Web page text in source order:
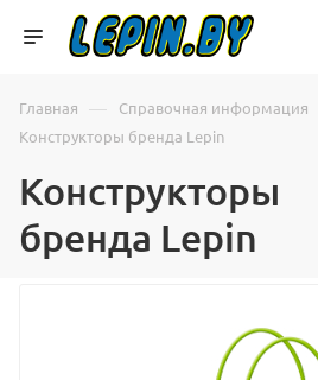
Главная — Справочная информация
Конструкторы бренда Lepin
Конструкторы
бренда Lepin